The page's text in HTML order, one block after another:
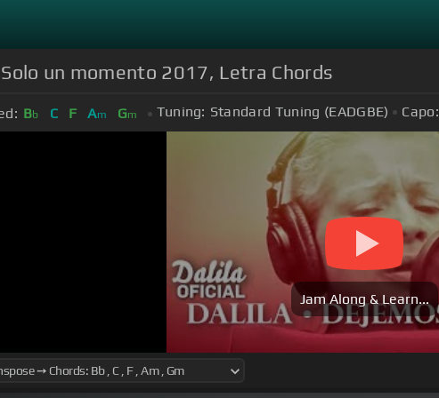
un momento 2017‚ Letra Chords
Bb C F Am Gm Tuning: Standard Tuning (EADGBE) Capo:
Jam Along & Learn...